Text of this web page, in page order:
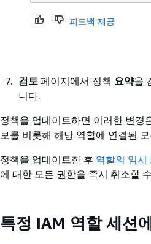
피드백 제공
검토 페이지에서 정책 요약을
니다.
정책을 업데이트하면 이러한 변경
보를 비롯해 해당 역할에 연결된
정책을 업데이트한 후 역할의 임시
에 대한 모든 권한을 즉시 취소할
특정 IAM 역할 세션